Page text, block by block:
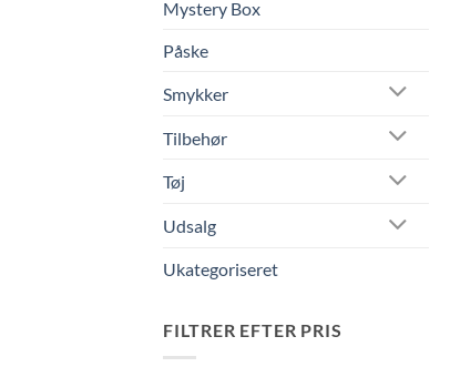
Mystery Box
Påske
Smykker
Tilbehør
Tøj
Udsalg
Ukategoriseret
FILTRER EFTER PRIS